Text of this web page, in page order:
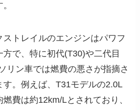
トレイルのエンジンはパワフ
で、特に初代(T30)や二代目
リン車では燃費の悪さが指摘さ
す。例えば、T31モデルの2.0L
費は約12km/Lとされており、